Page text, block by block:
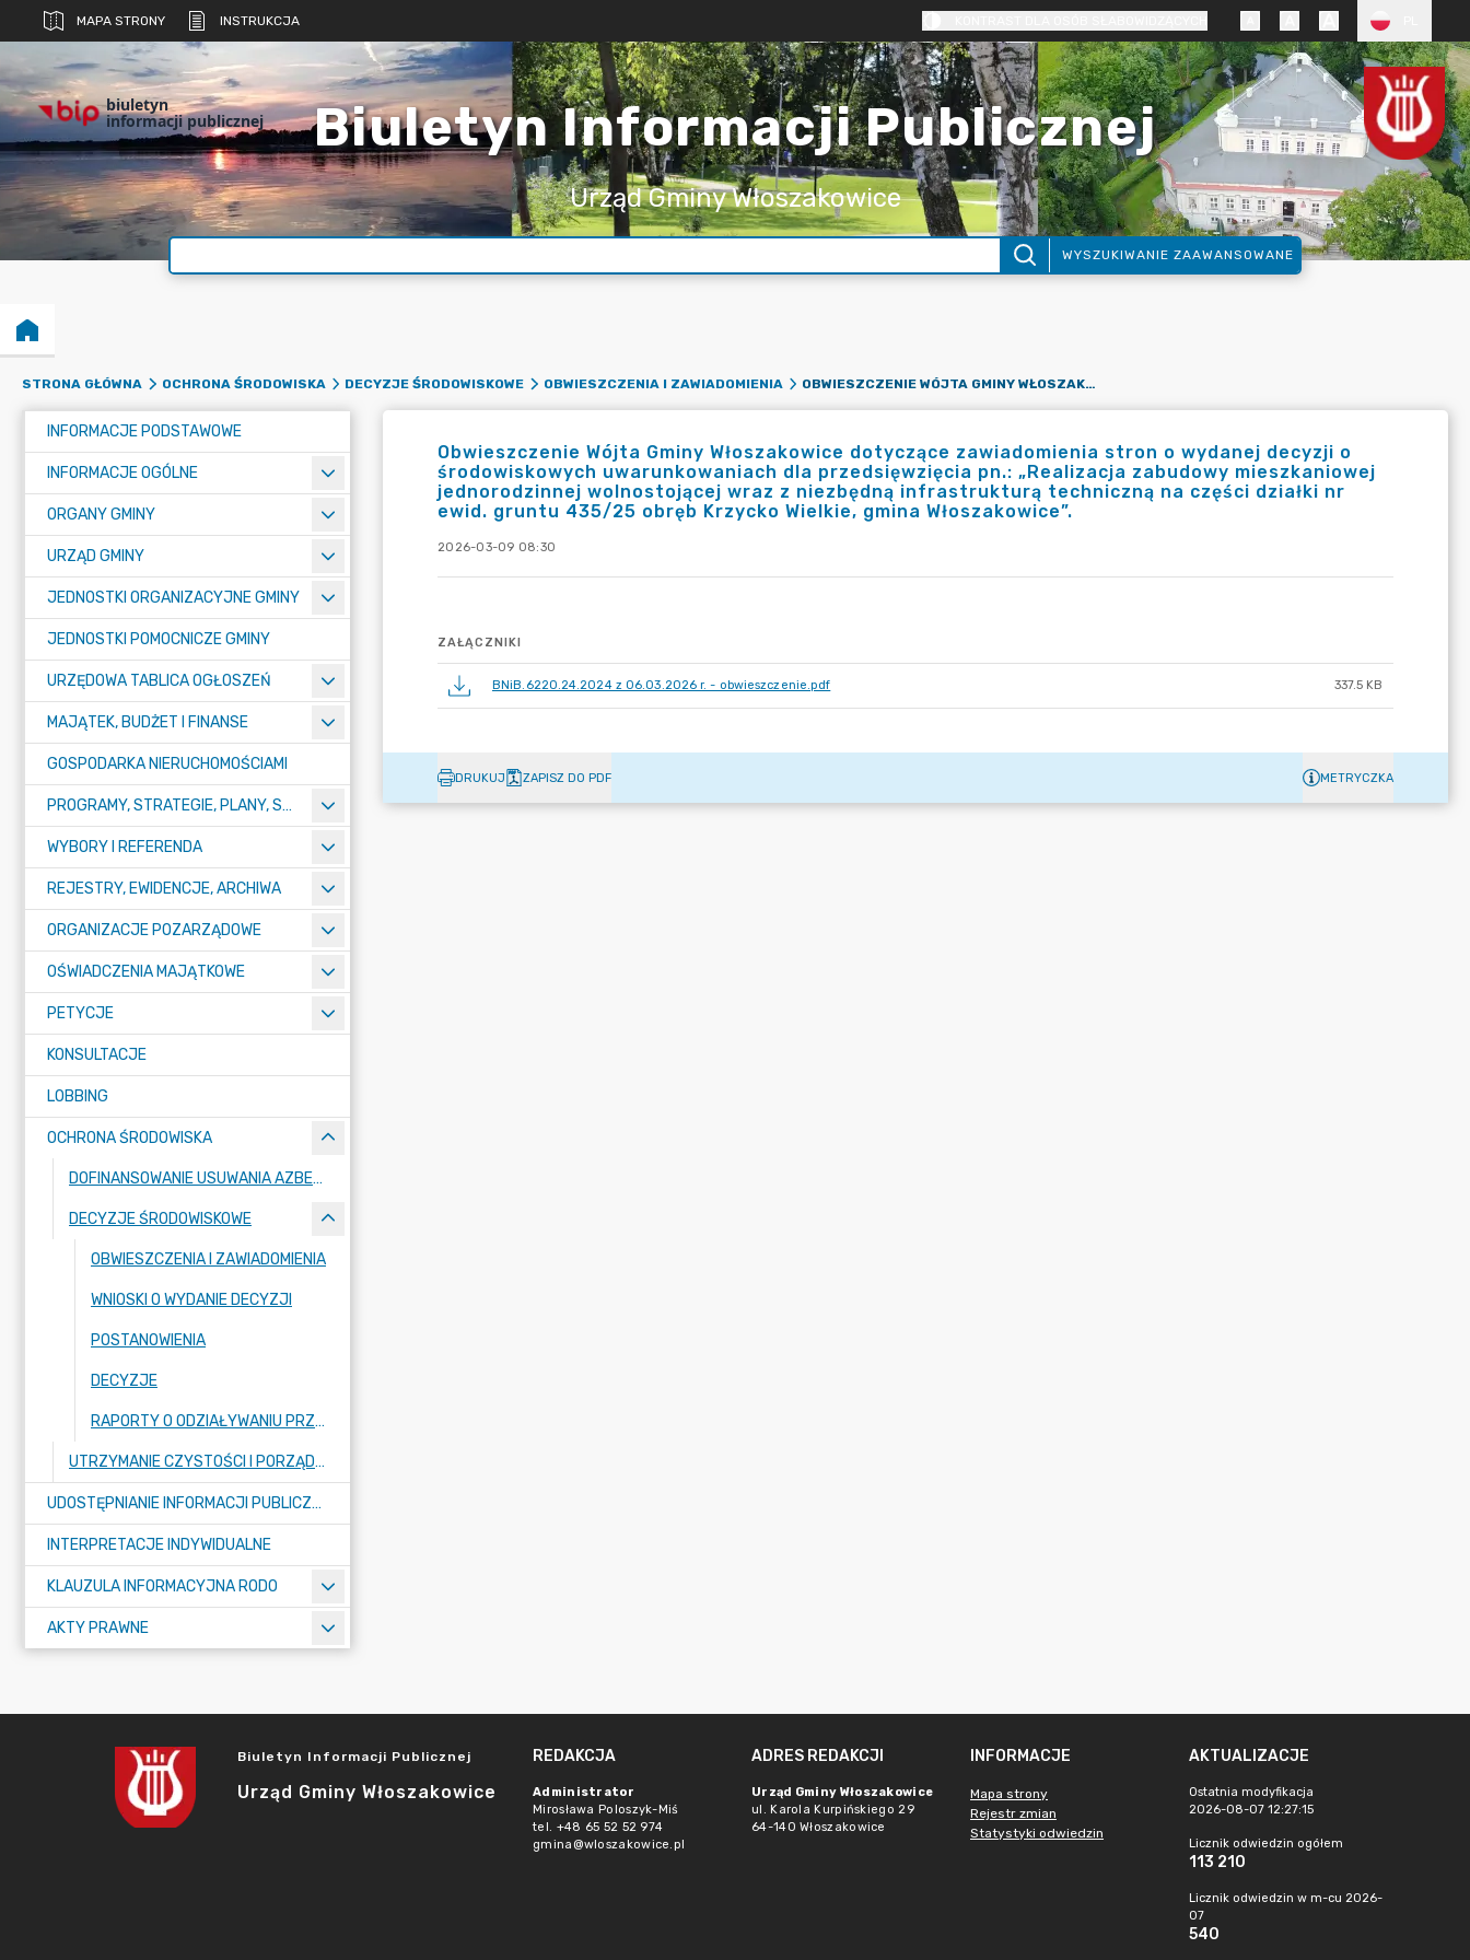
MAPA STRONY INSTRUKCJA
biuletyn
informacji publicznej Biuletyn Informacji Publicznej
Urząd Gminy Włoszakowice
WYSZUKIWANIE ZAAWANSOWANE
STRONA GŁÓWNA OCHRONA ŚRODOWISKA DECYZJE ŚRODOWISKOWE OBWIESZCZENIA I ZAWIADOMIENIA OBWIESZCZENIE WÓJTA GMINY WŁOSZAKOWICE DOTYCZĄCE ZAWIADOMIENIA STRON O WYDANEJ DECYZJI O ŚRODOWISKOWYCH UWARUNKOWANIACH DLA PRZEDSIĘWZIĘCIA PN.: „REALIZACJA ZABUDOWY MIESZKANIOWEJ JEDNORODZINNEJ WOLNOSTOJĄCEJ WRAZ Z NIEZBĘDNĄ INFRASTRUKTURĄ TECHNICZNĄ NA CZĘŚCI DZIAŁKI NR EWID. GRUNTU 435/25 OBRĘB KRZYCKO WIELKIE, GMINA WŁOSZAKOWICE”.
INFORMACJE PODSTAWOWE
INFORMACJE OGÓLNE
ORGANY GMINY
URZĄD GMINY
JEDNOSTKI ORGANIZACYJNE GMINY
JEDNOSTKI POMOCNICZE GMINY
URZĘDOWA TABLICA OGŁOSZEŃ
MAJĄTEK, BUDŻET I FINANSE
GOSPODARKA NIERUCHOMOŚCIAMI
PROGRAMY, STRATEGIE, PLANY, SPRAWOZDANIA I OPRACOWANIA
WYBORY I REFERENDA
REJESTRY, EWIDENCJE, ARCHIWA
ORGANIZACJE POZARZĄDOWE
OŚWIADCZENIA MAJĄTKOWE
PETYCJE
KONSULTACJE
LOBBING
OCHRONA ŚRODOWISKA
DOFINANSOWANIE USUWANIA AZBESTU
DECYZJE ŚRODOWISKOWE
OBWIESZCZENIA I ZAWIADOMIENIA
WNIOSKI O WYDANIE DECYZJI
POSTANOWIENIA
DECYZJE
RAPORTY O ODZIAŁYWANIU PRZEDSIĘWZIĘĆ NA ŚRODOWISKO
UTRZYMANIE CZYSTOŚCI I PORZĄDKU
UDOSTĘPNIANIE INFORMACJI PUBLICZNEJ
INTERPRETACJE INDYWIDUALNE
KLAUZULA INFORMACYJNA RODO
AKTY PRAWNE
Obwieszczenie Wójta Gminy Włoszakowice dotyczące zawiadomienia stron o wydanej decyzji o
środowiskowych uwarunkowaniach dla przedsięwzięcia pn.: „Realizacja zabudowy mieszkaniowej
jednorodzinnej wolnostojącej wraz z niezbędną infrastrukturą techniczną na części działki nr
ewid. gruntu 435/25 obręb Krzycko Wielkie, gmina Włoszakowice”.
2026-03-09 08:30
ZAŁĄCZNIKI
BNiB.6220.24.2024 z 06.03.2026 r. - obwieszczenie.pdf 337.5 KB
DRUKUJ ZAPISZ DO PDF METRYCZKA
Biuletyn Informacji Publicznej
Urząd Gminy Włoszakowice
REDAKCJA
Administrator
Mirosława Poloszyk-Miś
tel. +48 65 52 52 974
gmina@wloszakowice.pl
ADRES REDAKCJI
Urząd Gminy Włoszakowice
ul. Karola Kurpińskiego 29
64-140 Włoszakowice
INFORMACJE
Mapa strony
Rejestr zmian
Statystyki odwiedzin
AKTUALIZACJE
Ostatnia modyfikacja
2026-08-07 12:27:15
Licznik odwiedzin ogółem
113 210
Licznik odwiedzin w m-cu 2026-
07
540